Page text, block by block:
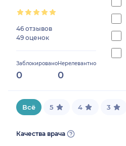
46 отзывов
49 оценок
Заблокировано
0
Нерелевантно
0
2.1052631578947367%
0%
progress:
0%
Всё 5 4 3
Качества врача